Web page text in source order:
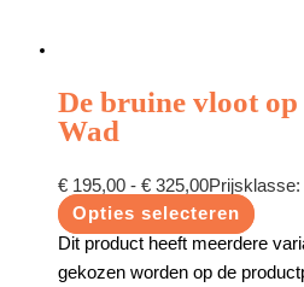
De bruine vloot
Wad
€ 195,00 - € 325,00
Opties selecteren
Dit product heeft meerdere
gekozen worden op de